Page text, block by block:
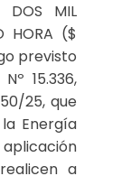
MIL
HORA ($
previsto
15.336,
25, que
Energía
a